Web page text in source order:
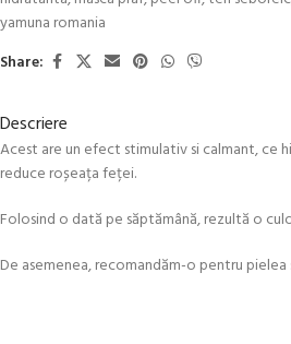
yamuna romania
Share:
Descriere
Acest are un efect stimulativ si calmant, ce
reduce roșeața feței.
Folosind o dată pe săptămână, rezultă o
De asemenea, recomandăm-o pentru pielea